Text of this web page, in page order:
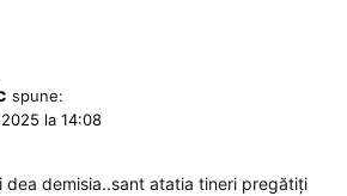
spune:
la 14:08
dea demisia..sant atatia tineri pregătiți